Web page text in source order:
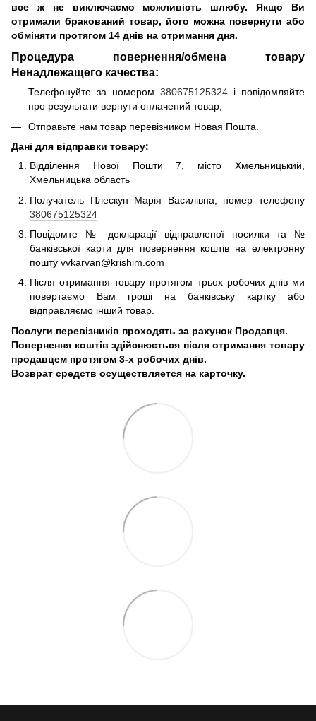
все ж не виключаємо можливість шлюбу.Якщо Ви
отримали бракований товар, його можна повернути або
обміняти протягом 14 днів на отримання дня.
Процедура повернення/обмена товару
Ненадлежащего качества:
Телефонуйте за номером 380675125324 і повідомляйте
про результати вернути оплачений товар;
Отправьте нам товар перевізником Новая Пошта.
Дані для відправки товару:
Відділення Нової Пошти 7, місто Хмельницький,
Хмельницька область
Получатель Плескун Марія Василівна, номер телефону
380675125324
Повідомте № декларації відправленої посилки та №
банківської карти для повернення коштів на електронну
пошту vvkarvan@krishim.com
Після отримання товару протягом трьох робочих днів ми
повертаємо Вам гроші на банківську картку або
відправляємо інший товар.
Послуги перевізників проходять за рахунок Продавця.
Повернення коштів здійснюється після отримання товару
продавцем протягом 3-х робочих днів.
Возврат средств осуществляется на карточку.